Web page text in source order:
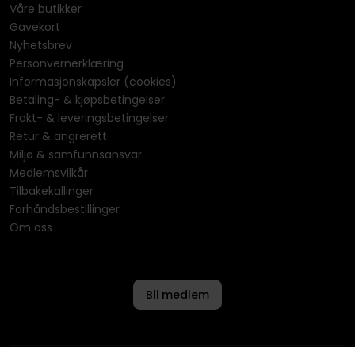
Våre butikker
Gavekort
Nyhetsbrev
Personvernerklæring
Informasjonskapsler (cookies)
Betaling- & kjøpsbetingelser
Frakt- & leveringsbetingelser
Retur & angrerett
Miljø & samfunnsansvar
Medlemsvilkår
Tilbakekallinger
Forhåndsbestillinger
Om oss
Bli medlem